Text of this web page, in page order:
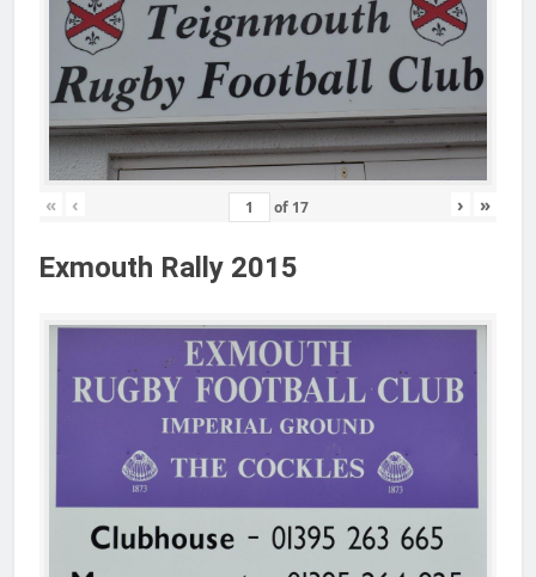
« ‹ of 17 › »
Exmouth Rally 2015